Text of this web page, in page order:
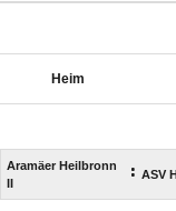
Heim
Aramäer Heilbronn
II
: ASV